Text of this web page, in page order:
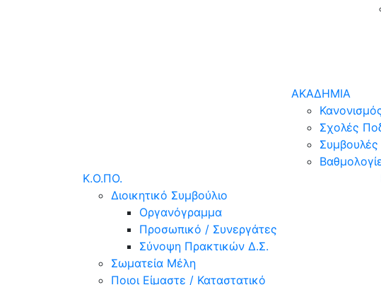
ΑΚΑΔΗΜΙΑ
Σχολές
Συμβουλές
Κ.Ο.ΠΟ.
Διοικητικό Συμβούλιο
Οργανόγραμμα
Προσωπικό / Συνεργάτες
Σύνοψη Πρακτικών Δ.Σ.
Σωματεία Μέλη
Ποιοι Είμαστε / Καταστατικό